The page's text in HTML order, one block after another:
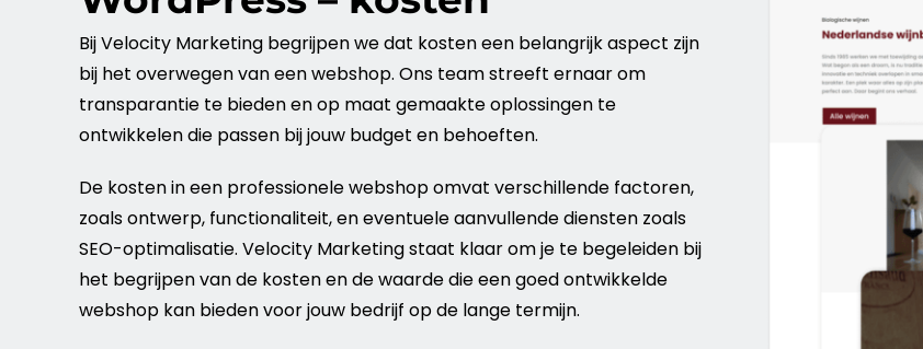
Bij Velocity Marketingbegrijpen we dat kosten een belangrijk aspect zijn
bij het overwegen van eenwebshop. Ons team streeft ernaar om
transparantie te bieden en op maat gemaakte oplossingen te
ontwikkelen die passen bij jouw budget en behoeften.
De kosten in een professionelewebshopomvat verschillende factoren,
zoals ontwerp, functionaliteit, en eventuele aanvullendedienstenzoals
SEO-optimalisatie. Velocity Marketingstaat klaar om je te begeleiden bij
het begrijpen van de kosten en de waarde die een goed ontwikkelde
webshopkan bieden voor jouw bedrijf op de lange termijn.